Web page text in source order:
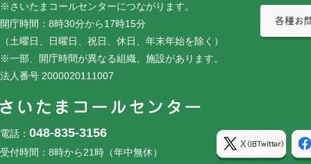
※さいたまコールセンターにつながります。
開庁時間：8時30分から17時15分
（土曜日、日曜日、祝日、休日、年末年始を除く）
※一部、開庁時間が異なる組織、施設があります。
法人番号 2000020111007
電話： 048-835-3156
受付時間：8時から21時（年中無休）